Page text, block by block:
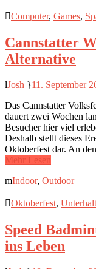
Computer, Games,
Cannstatter
Alternative
Josh 11. September
Das Cannstatter
dauert zwei Wochen
Besucher hier viel
Deshalb stellt dieses
Oktoberfest dar. An
Mehr Lesen
Indoor, Outdoor
Oktoberfest,
Speed
ins Leben